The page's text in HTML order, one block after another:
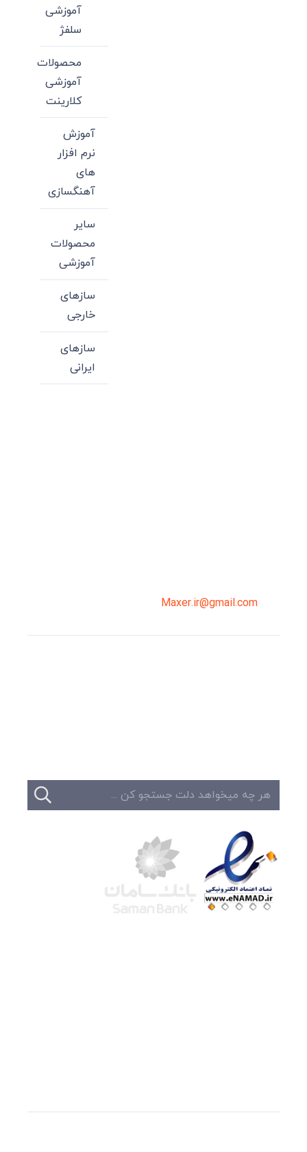
آموزشی
سلفژ
محصولات
آموزشی
کلارینت
آموزش
نرم افزار
های
آهنگسازی
سایر
محصولات
آموزشی
سازهای
خارجی
سازهای
ایرانی
Maxer.ir@gmail.com